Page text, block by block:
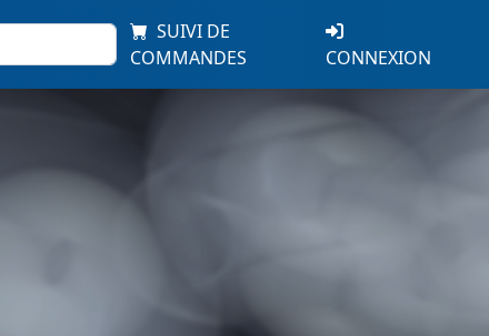
SUIVI DE
COMMANDES
CONNEXION